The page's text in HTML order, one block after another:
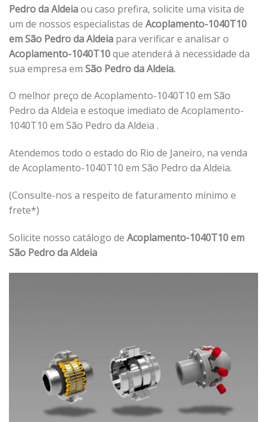
Pedro da Aldeiaou caso prefira, solicite uma visita de
um de nossos especialistas de Acoplamento-1040T10
em São Pedro da Aldeia para verificar e analisar o
Acoplamento-1040T10que atenderá à necessidade da
sua empresa em São Pedro da Aldeia.
O melhor preço de Acoplamento-1040T10 em São
Pedro da Aldeia e estoque imediato de Acoplamento-
1040T10 em São Pedro da Aldeia .
Atendemos todo o estado do Rio de Janeiro, na venda
de Acoplamento-1040T10 em São Pedro da Aldeia.
(Consulte-nos a respeito de faturamento mínimo e
frete*)
Solicite nosso catálogo de Acoplamento-1040T10 em
São Pedro da Aldeia